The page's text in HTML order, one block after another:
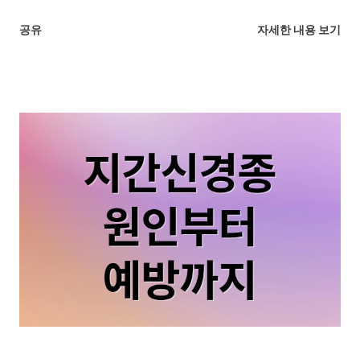
행초, 마치현이라고도 불립니다. 영양소 풍부 쇠비름에는 비타민
당뇨나 혈압 관리에 도움이 된다는 연구 결과도 나오고 있습니다.
쇠비름 씨앗인 마치현자는 눈 건강에도 좋다고 알려져 있습니다.
쇠비름의 주요 효능 쇠비름은 항산화, 혈관 건강, 면역력 강화, 이
뇨 작용 촉진 등 다양한 효능을 가지고 있습니다. 항산화 효과 쇠
비름에 풍부한 항산화 물질은 활성산소를 제거하여 세포 손상을
막고 노화를 늦추는 데 도움을 줍니다. 폴리페놀 성분은 암세포
성장을 억제하는 효과도 기대할 수 있습니다. 혈관 건강 개선 오
고 혈압을 안정시키는 데 도움을 줍니다. 심혈관 질환 예방에도
공유 자세한 내용 보기